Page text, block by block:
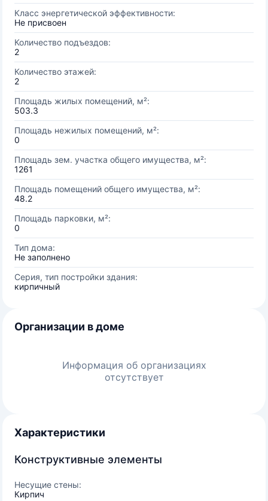
Класс энергетической эффективности:
Не присвоен
Количество подъездов:
2
Количество этажей:
2
Площадь жилых помещений, м²:
503.3
Площадь нежилых помещений, м²:
0
Площадь зем. участка общего имущества, м²:
1261
Площадь помещений общего имущества, м²:
48.2
Площадь парковки, м²:
0
Тип дома:
Не заполнено
Серия, тип постройки здания:
кирпичный
Организации в доме
Информация об организациях
отсутствует
Характеристики
Конструктивные элементы
Несущие стены:
Кирпич